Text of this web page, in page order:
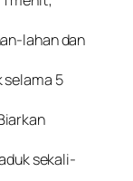
lahan dan
selama 5
sekali-